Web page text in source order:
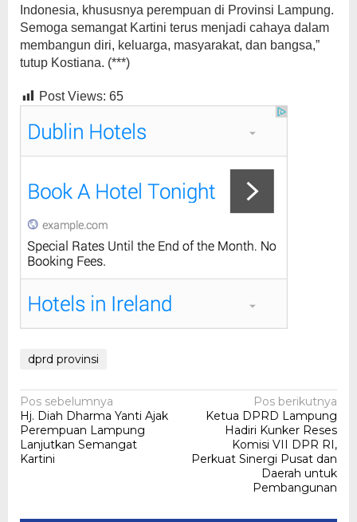
Indonesia, khususnya perempuan di Provinsi Lampung.
Semoga semangat Kartini terus menjadi cahaya dalam
membangun diri, keluarga, masyarakat, dan bangsa,”
tutup Kostiana. (***)
Post Views: 65
dprd provinsi
Navigasi
pos
Pos sebelumnya
Hj. Diah Dharma Yanti Ajak
Perempuan Lampung
Lanjutkan Semangat
Kartini
Pos berikutnya
Ketua DPRD Lampung
Hadiri Kunker Reses
Komisi VII DPR RI,
Perkuat Sinergi Pusat dan
Daerah untuk
Pembangunan